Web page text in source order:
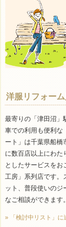
洋服リフォー
最寄りの「津田沼」
車での利用も便利な
ート」は千葉県船橋
に数百店以上にわた
としたサービスを
工房」系列店です。
ット、普段使いのジ
なご相談ができます。
» 「検討中リスト」に